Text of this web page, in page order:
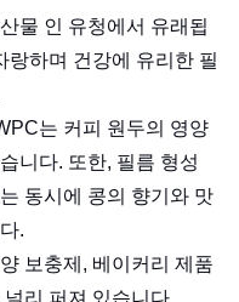
물 인 유청에서 유래됩
랑하며 건강에 유리한 필
는 커피 원두의 영양
니다. 또한, 필름 형성
동시에 콩의 향기와 맛
.
보충제, 베이커리 제품
리 퍼져 있습니다.